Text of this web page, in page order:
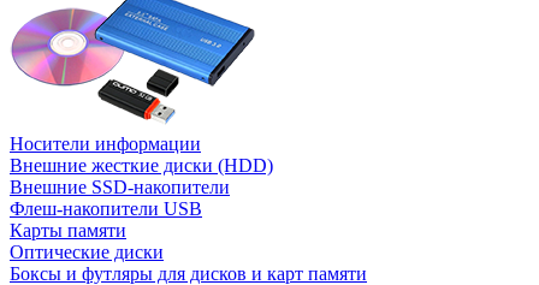
Носители информации
Внешние жесткие диски (HDD)
Внешние SSD-накопители
Флеш-накопители USB
Карты памяти
Оптические диски
Боксы и футляры для дисков и карт памяти